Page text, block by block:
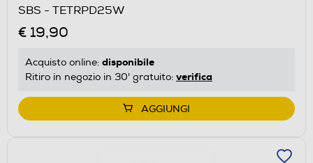
SBS - TETRPD25W
€ 19,90
Acquisto online: disponibile
Ritiro in negozio in 30' gratuito: verifica
AGGIUNGI